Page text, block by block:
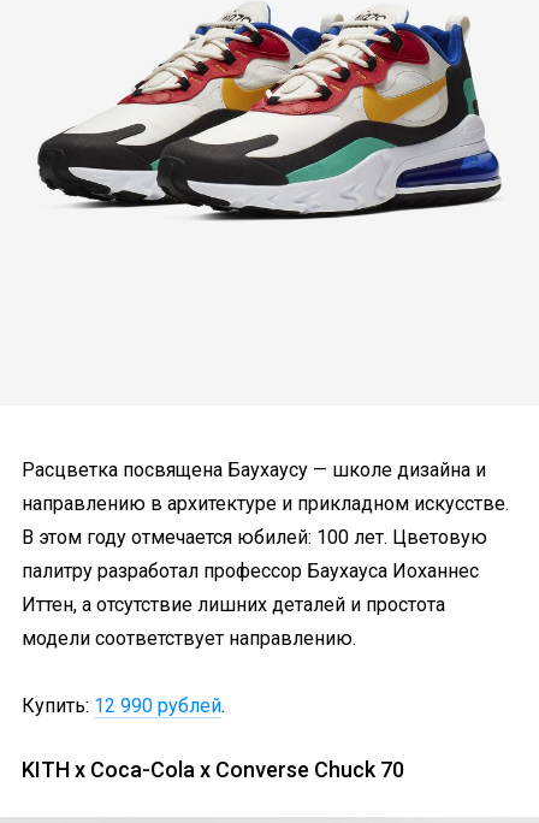
Расцветка посвящена Баухаусу — школе дизайна и
направлению в архитектуре и прикладном искусстве.
В этом году отмечается юбилей: 100 лет. Цветовую
палитру разработал профессор Баухауса Иоханнес
Иттен, а отсутствие лишних деталей и простота
модели соответствует направлению.
Купить: 12 990 рублей.
KITH x Coca-Cola x Converse Chuck 70